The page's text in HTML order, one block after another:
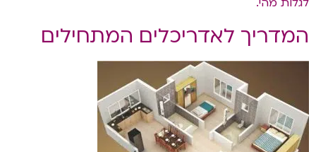
המדריך לאדריכלים המתחילים